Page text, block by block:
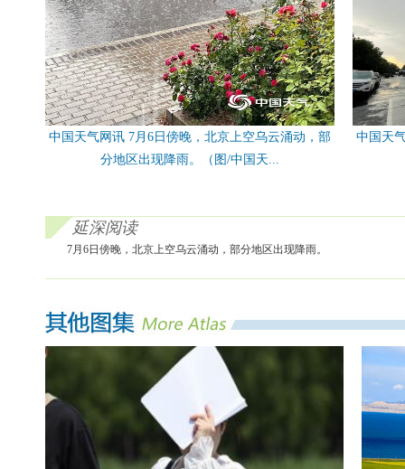
中国天气网讯 7月6日傍晚，北京上空乌云涌动，部
分地区出现降雨。（图/中国天...
中国天
延深阅读
7月6日傍晚，北京上空乌云涌动，部分地区出现降雨。